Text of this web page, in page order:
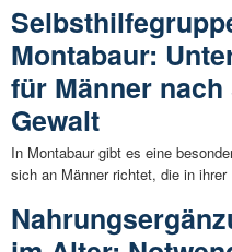
Montabaur:
für Männer
Gewalt
In Montabaur gibt es eine
sich an Männer richtet, die in ihrer